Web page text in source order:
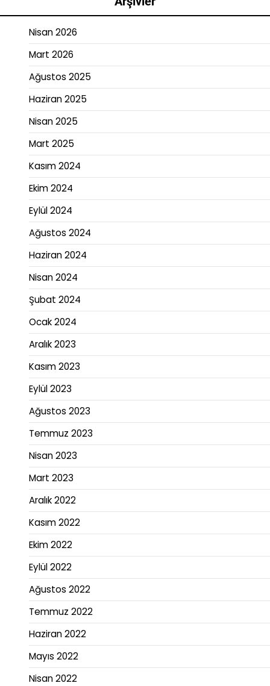
Nisan 2026
Mart 2026
Ağustos 2025
Haziran 2025
Nisan 2025
Mart 2025
Kasım 2024
Ekim 2024
Eylül 2024
Ağustos 2024
Haziran 2024
Nisan 2024
Şubat 2024
Ocak 2024
Aralık 2023
Kasım 2023
Eylül 2023
Ağustos 2023
Temmuz 2023
Nisan 2023
Mart 2023
Aralık 2022
Kasım 2022
Ekim 2022
Eylül 2022
Ağustos 2022
Temmuz 2022
Haziran 2022
Mayıs 2022
Nisan 2022